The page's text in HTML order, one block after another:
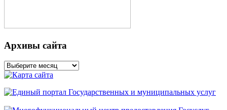
Архивы сайта
Архивы
сайта